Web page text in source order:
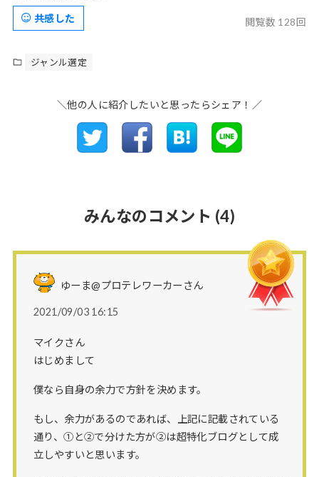
閲覧数 128回
共感した
ジャンル選定
＼他の人に紹介したいと思ったらシェア！／
みんなのコメント (4)
ゆーま@プロテレワーカーさん
2021/09/03 16:15
マイクさん
はじめまして
僕なら自身の余力で方針を決めます。
もし、余力があるのであれば、上記に記載されている
通り、①と②で分けた方が②は超特化ブログとして成
立しやすいと思います。